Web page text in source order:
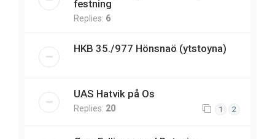
festning
Replies: 6
HKB 35./977 Hönsnaö (ytstoyna)
UAS Hatvik på Os
Replies: 20 1 2